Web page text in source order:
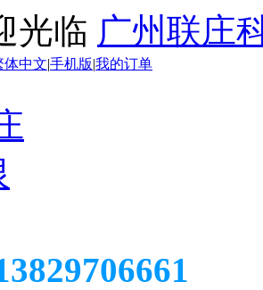
光临 广州联庄
体中文|手机版|我的订单